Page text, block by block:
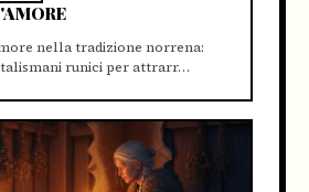
nella tradizione norrena:
runici per attrarr…